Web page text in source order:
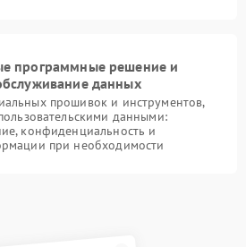
программные решение и
данных
прошивок и инструментов,
данными:
конфиденциальность и
при необходимости